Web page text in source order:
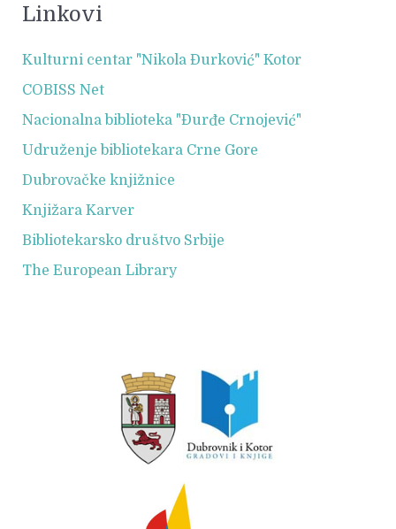
Linkovi
Kulturni centar "Nikola Đurković" Kotor
COBISS Net
Nacionalna biblioteka "Đurđe Crnojević"
Udruženje bibliotekara Crne Gore
Dubrovačke knjižnice
Knjižara Karver
Bibliotekarsko društvo Srbije
The European Library